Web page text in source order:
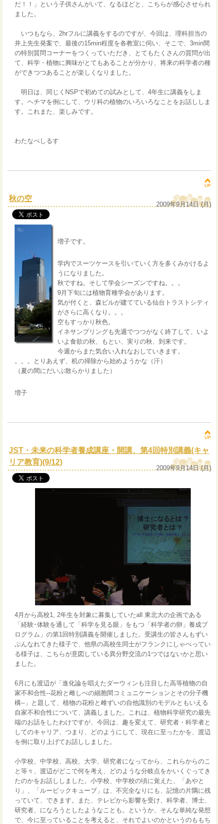
だ！！」という子供さんがいて、なるほどと、こちらが感心させられ
ました。
いつもなら、2hrフルに講義をするのですが、今回は、理科担当の
井上先生発案で、最後の15min程度を各教室に伺い、そこで、3min間
の特別質問コーナーをつくっていただき、とてもたくさんの質問が出
て、科学・植物に興味がとてもあることが分かり、将来の科学者の種
ができつつあることが楽しくなりました。
明日は、同じくNSPで初めての試みとして、4年生に講義をしま
す。ヘチマを例にして、ウリ科の植物のいろいろなことをお話ししま
す。これまた、楽しみです。
わたなべしるす
秋の空
2009年9月14日 (月)
増子です。
学内でスーツケースを引いていく方を多くみかけるよ
うになりました。
秋ですね。そして学会シーズンですね。。。
9月下旬には植物育種学会があります。
気が付くと、森ビルが建てている仙台トラストシティ
がさらに高くなり。。。
空もすっかり秋色。
イネサンプリングも先週でつつがなく終了して、いよ
いよ食欲の秋、もとい、実りの秋、到来です。
今週からまた気合い入れなおしていきます。
。。。とりあえず、机の掃除から始めようかな（汗）
（夏の間にだいぶ散らかりました）
増子
JST・未来の科学者養成講座・開講、第4回特別講義(キャ
リア教育)(9/12)
2009年9月14日 (月)
4月から高校1, 2年生を対象に募集していたall 東北大の企画である
「経験･体験を通して「科学を見る眼」をもつ「科学者の卵」養成プ
ログラム」の第1回特別講義を開催しました。受講生の皆さんもずい
ぶんなれてきた様子で、他県の高校生同士がフランクにしゃべってい
る様子は、こちらが意図している異分野交流の1つではないかと思い
ました。
6月にも渡辺が「進化論を唱えたダーウィンも注目した高等植物の自
家不和合性--花粉と雌しべの細胞間コミュニケーションとその分子機
構--」と題して、植物の花粉と雌ずいの自他識別のモデルともいえる
自家不和合性について、講義しました。これは、植物科学研究の最先
端のお話をしたわけですが、今回は、趣を変えて、研究者・科学者と
してのキャリア、つまり、どのようにして、現在に至ったかを、渡辺
を例に取り上げてお話ししました。
小学校、中学校、高校、大学、研究者になってから、これらからのこ
と等々、渡辺がどこで何を考え、どのような分岐点をかいくぐってき
たのかをお話ししました。小学校、中学校の頃に覚えた、「あやと
り」、「ルービックキューブ」は、不完全なりにも、記憶の片隅に残
っていて、できます。また、テレビから影響を受け、科学者、博士、
研究者、になろうとしたようなことも。というか、そんな単純な発想
で、今に至っていることを考えると、それでよいのかというのももち